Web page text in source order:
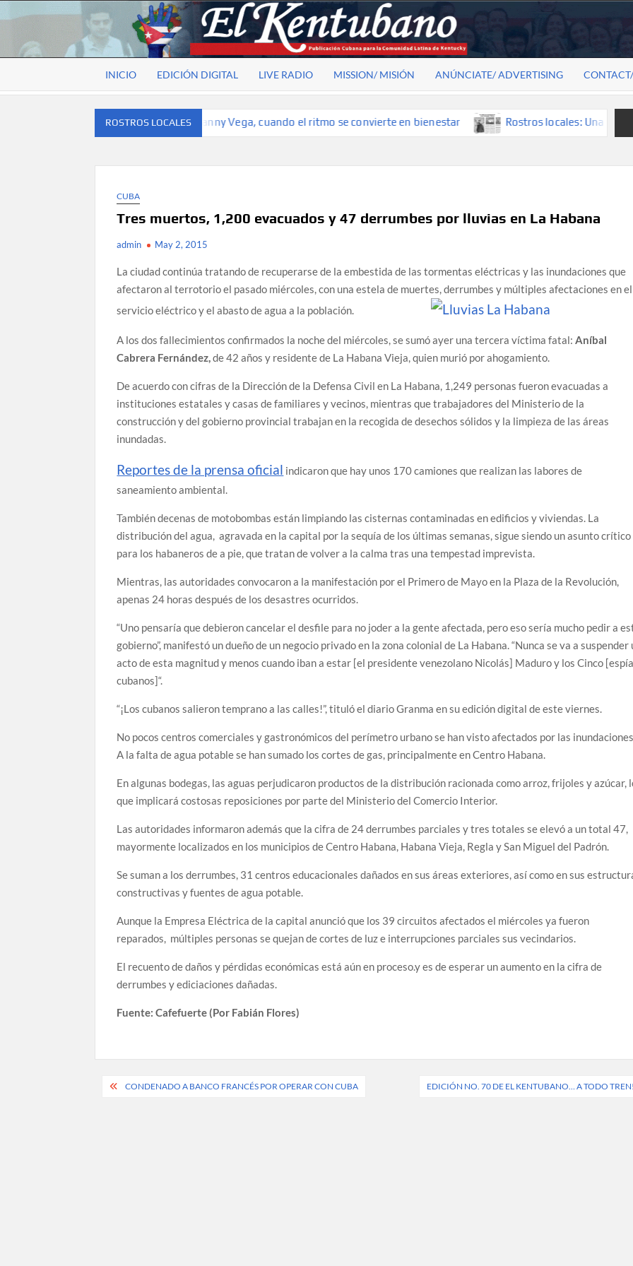
content
EL
KENTUBANO
Publicación
cubana
cubana
comunidad
hispana de
INICIO EDICIÓN DIGITAL LIVE RADIO MISSION/ MISIÓN ANÚNCIATE/ ADVERTISING
ROSTROS LOCALES
Rostros locales: Lianny Vega, cuando el ritmo se convierte en bienestar Rostros locales: Una mirada
CUBA
Tres muertos, 1,200 evacuados y 47 derrumbes por lluvias en La Habana
admin May 2, 2015
La ciudad continúa tratando de recuperarse de la embestida de las tormentas eléctricas y las inundaciones que
afectaron al terrotorio el pasado miércoles, con una estela de muertes, derrumbes y múltiples afectaciones en el
servicio eléctrico y el abasto de agua a la población.
A los dos fallecimientos confirmados la noche del miércoles, se sumó ayer una tercera víctima fatal: Aníbal
Cabrera Fernández,de 42 años y residente de La Habana Vieja, quien murió por ahogamiento.
De acuerdo con cifras de la Dirección de la Defensa Civil en La Habana, 1,249 personas fueron evacuadas a
instituciones estatales y casas de familiares y vecinos, mientras que trabajadores del Ministerio de la
construcción y del gobierno provincial trabajan en la recogida de desechos sólidos y la limpieza de las áreas
inundadas.
Reportes de la prensa oficial indicaron que hay unos 170 camiones que realizan las labores de
saneamiento ambiental.
También decenas de motobombas están limpiando las cisternas contaminadas en edificios y viviendas. La
distribución del agua, agravada en la capital por la sequía de los últimas semanas, sigue siendo un asunto crítico
para los habaneros de a pie, que tratan de volver a la calma tras una tempestad imprevista.
Mientras, las autoridades convocaron a la manifestación por el Primero de Mayo en la Plaza de la Revolución,
apenas 24 horas después de los desastres ocurridos.
“Uno pensaría que debieron cancelar el desfile para no joder a la gente afectada, pero eso sería mucho pedir a
gobierno”, manifestó un dueño de un negocio privado en la zona colonial de La Habana. “Nunca se va a suspender
acto de esta magnitud y menos cuando iban a estar [el presidente venezolano Nicolás] Maduro y los Cinco
cubanos]“.
“¡Los cubanos salieron temprano a las calles!”, tituló el diario Granma en su edición digital de este viernes.
No pocos centros comerciales y gastronómicos del perímetro urbano se han visto afectados por las
A la falta de agua potable se han sumado los cortes de gas, principalmente en Centro Habana.
En algunas bodegas, las aguas perjudicaron productos de la distribución racionada como arroz, frijoles y azúcar,
que implicará costosas reposiciones por parte del Ministerio del Comercio Interior.
Las autoridades informaron además que la cifra de 24 derrumbes parciales y tres totales se elevó a un total 47,
mayormente localizados en los municipios de Centro Habana, Habana Vieja, Regla y San Miguel del Padrón.
Se suman a los derrumbes, 31 centros educacionales dañados en sus áreas exteriores, así como en sus
constructivas y fuentes de agua potable.
Aunque la Empresa Eléctrica de la capital anunció que los 39 circuitos afectados el miércoles ya fueron
reparados, múltiples personas se quejan de cortes de luz e interrupciones parciales sus vecindarios.
El recuento de daños y pérdidas económicas está aún en proceso.y es de esperar un aumento en la cifra de
derrumbes y ediciaciones dañadas.
Fuente: Cafefuerte (Por Fabián Flores)
PostCONDENADO A BANCO FRANCÉS POR OPERAR CON CUBA EDICIÓN NO. 70 DE EL KENTUBANO… A TODO TREN!